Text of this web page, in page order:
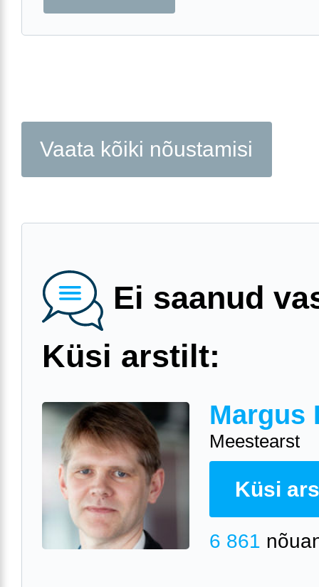
Vaata kõiki nõustamisi
Ei saanud
Küsi arstilt:
Margus
Meestearst
Küsi
6 861